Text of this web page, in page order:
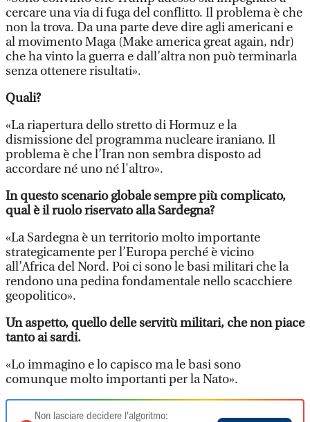
cercare una via di fuga del conflitto. Il problema è che
non la trova. Da una parte deve dire agli americani e
al movimento Maga (Make america great again, ndr)
che ha vinto la guerra e dall’altra non può terminarla
senza ottenere risultati».
Quali?
«La riapertura dello stretto di Hormuz e la
dismissione del programma nucleare iraniano. Il
problema è che l’Iran non sembra disposto ad
accordare né uno né l'altro».
In questo scenario globale sempre più complicato,
qual è il ruolo riservato alla Sardegna?
«La Sardegna è un territorio molto importante
strategicamente per l’Europa perché è vicino
all’Africa del Nord. Poi ci sono le basi militari che la
rendono una pedina fondamentale nello scacchiere
geopolitico».
Un aspetto, quello delle servitù militari, che non piace
tanto ai sardi.
«Lo immagino e lo capisco ma le basi sono
comunque molto importanti per la Nato».
Non lasciare decidere l'algoritmo: